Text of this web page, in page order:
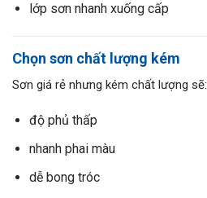
lớp sơn nhanh xuống cấp
Chọn sơn chất lượng kém
Sơn giá rẻ nhưng kém chất lượng sẽ:
độ phủ thấp
nhanh phai màu
dễ bong tróc